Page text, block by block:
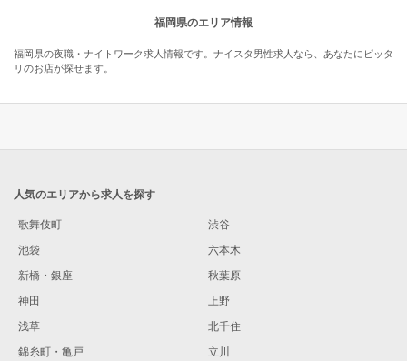
福岡県のエリア情報
福岡県の夜職・ナイトワーク求人情報です。ナイスタ男性求人なら、あなたにピッタ
リのお店が探せます。
人気のエリアから求人を探す
歌舞伎町
渋谷
池袋
六本木
新橋・銀座
秋葉原
神田
上野
浅草
北千住
錦糸町・亀戸
立川